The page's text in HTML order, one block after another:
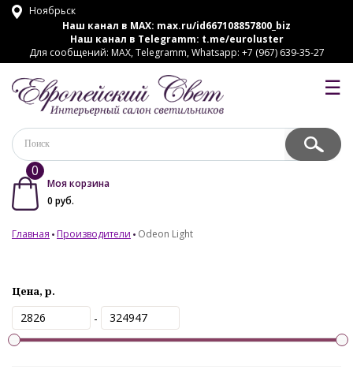
Ноябрьск
Наш канал в MAX: max.ru/id667108857800_biz
Наш канал в Telegramm: t.me/euroluster
Для сообщений: MAX, Telegramm, Whatsapp: +7 (967) 639-35-27
☰
0
Моя корзина
0 руб.
Главная Производители Odeon Light
Цена, р.
-